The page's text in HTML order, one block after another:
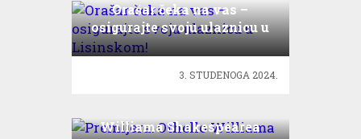
Orašar čeka na vas –
osigurajte svoju ulaznicu u
Lisinskom!
3. STUDENOGA 2024.
Williama Shakespearea